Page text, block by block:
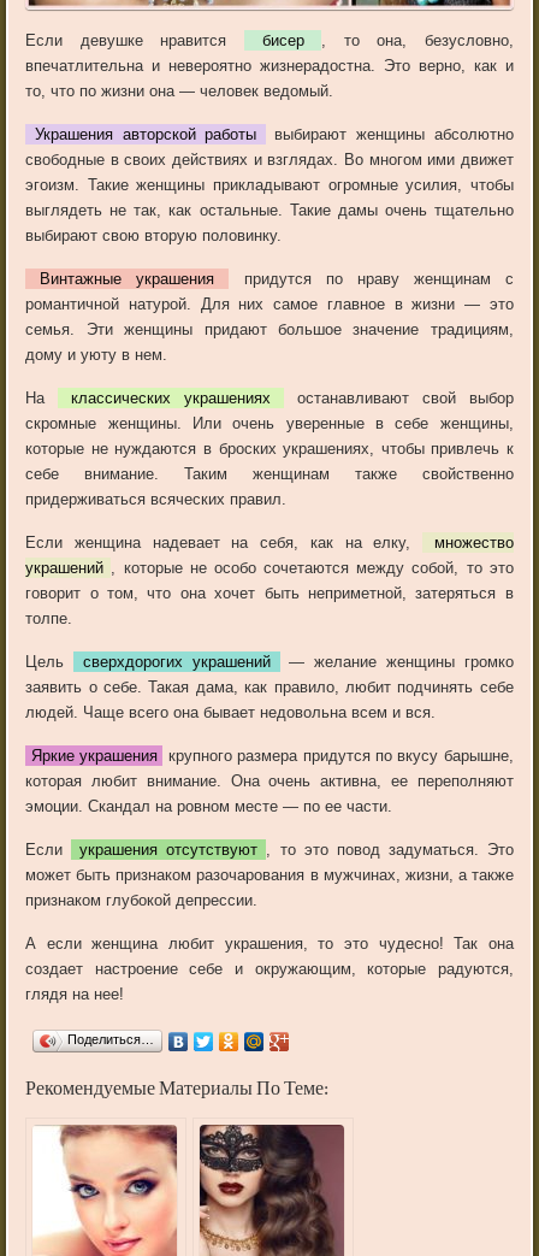
Если девушке нравится бисер
, то она, безусловно,
впечатлительна и невероятно жизнерадостна. Это верно, как и
то, что по жизни она — человек ведомый.
Украшения авторской работы
выбирают женщины абсолютно
свободные в своих действиях и взглядах. Во многом ими движет
эгоизм. Такие женщины прикладывают огромные усилия, чтобы
выглядеть не так, как остальные. Такие дамы очень тщательно
выбирают свою вторую половинку.
Винтажные украшения
придутся по нраву женщинам с
романтичной натурой. Для них самое главное в жизни — это
семья. Эти женщины придают большое значение традициям,
дому и уюту в нем.
На классических украшениях
останавливают свой выбор
скромные женщины. Или очень уверенные в себе женщины,
которые не нуждаются в броских украшениях, чтобы привлечь к
себе внимание. Таким женщинам также свойственно
придерживаться всяческих правил.
Если женщина надевает на себя, как на елку,
множество
украшений
, которые не особо сочетаются между собой, то это
говорит о том, что она хочет быть неприметной, затеряться в
толпе.
Цель сверхдорогих украшений
— желание женщины громко
заявить о себе. Такая дама, как правило, любит подчинять себе
людей. Чаще всего она бывает недовольна всем и вся.
Яркие украшения крупного размера придутся по вкусу барышне,
которая любит внимание. Она очень активна, ее переполняют
эмоции. Скандал на ровном месте — по ее части.
Если украшения отсутствуют
, то это повод задуматься. Это
может быть признаком разочарования в мужчинах, жизни, а также
признаком глубокой депрессии.
А если женщина любит украшения, то это чудесно! Так она
создает настроение себе и окружающим, которые радуются,
глядя на нее!
Поделиться…
Рекомендуемые Материалы По Теме: